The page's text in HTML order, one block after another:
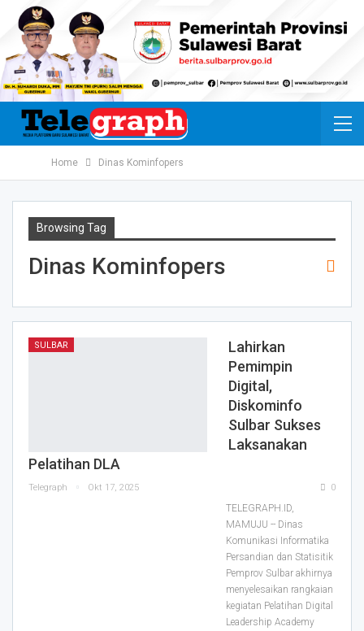
Home Dinas Kominfopers
Browsing Tag
Dinas Kominfopers
SULBAR
Lahirkan
Pemimpin
Digital,
Diskominfo
Sulbar Sukses
Laksanakan
Pelatihan DLA
Telegraph Okt 17, 2025 0
TELEGRAPH.ID,
MAMUJU -- Dinas
Komunikasi Informatika
Persandian dan Statisitik
Pemprov Sulbar akhirnya
menyelesaikan rangkaian
kegiatan Pelatihan Digital
Leadership Academy